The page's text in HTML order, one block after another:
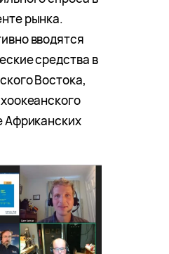
рынка.
вводятся
средства в
Востока,
Африканских